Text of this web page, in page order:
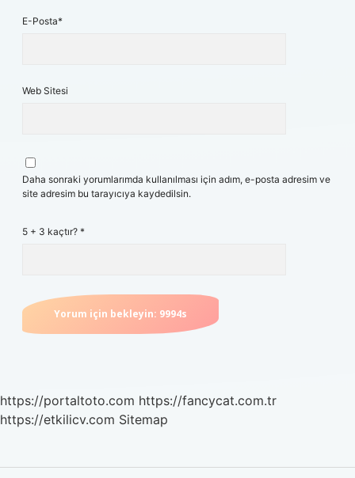
E-Posta*
Web Sitesi
Daha sonraki yorumlarımda kullanılması için adım, e-posta adresim ve
site adresim bu tarayıcıya kaydedilsin.
5 + 3 kaçtır? *
https://portaltoto.com https://fancycat.com.tr
https://etkilicv.com Sitemap